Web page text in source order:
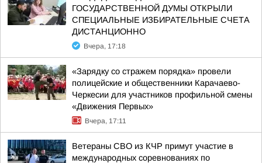
ГОСУДАРСТВЕННОЙ ДУМЫ ОТКРЫЛИ
СПЕЦИАЛЬНЫЕ ИЗБИРАТЕЛЬНЫЕ СЧЕТА
ДИСТАНЦИОННО
Вчера, 17:18
«Зарядку со стражем порядка» провели
полицейские и общественники Карачаево-
Черкесии для участников профильной смены
«Движения Первых»
Вчера, 17:11
Ветераны СВО из КЧР примут участие в
международных соревнованиях по